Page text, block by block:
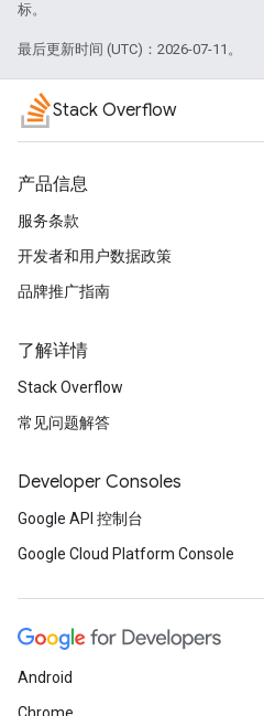
标。
最后更新时间 (UTC)：2026-07-11。
Stack Overflow
产品信息
服务条款
开发者和用户数据政策
品牌推广指南
了解详情
Stack Overflow
常见问题解答
Developer Consoles
Google API 控制台
Google Cloud Platform Console
Android